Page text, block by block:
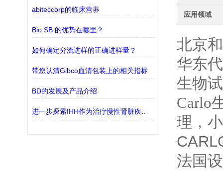
abiteccorp的临床营养
Bio SB 的优势在哪里？
如何确定分流进样的正确进样量？
带您认清Gibco血清包装上的相关指标
BD的发展及产品介绍
进一步探索IHH作为治疗慢性肾脏疾病(CKD)的潜在靶点
应用领域
北京
华东
生物
Carlo
理，
法国